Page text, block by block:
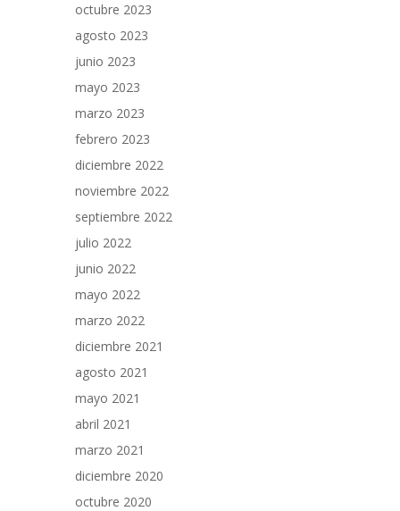
octubre 2023
agosto 2023
junio 2023
mayo 2023
marzo 2023
febrero 2023
diciembre 2022
noviembre 2022
septiembre 2022
julio 2022
junio 2022
mayo 2022
marzo 2022
diciembre 2021
agosto 2021
mayo 2021
abril 2021
marzo 2021
diciembre 2020
octubre 2020